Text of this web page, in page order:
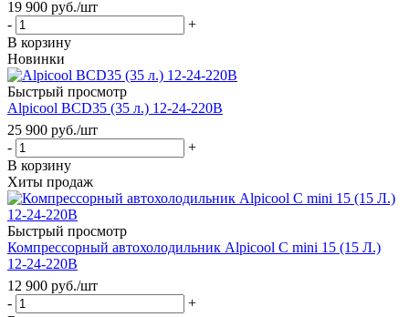
19 900 руб./шт
-
+
В корзину
Новинки
Быстрый просмотр
Alpicool BCD35 (35 л.) 12-24-220В
25 900 руб./шт
-
+
В корзину
Хиты продаж
Быстрый просмотр
Компрессорный автохолодильник Alpicool C mini 15 (15 Л.)
12-24-220В
12 900 руб./шт
-
+